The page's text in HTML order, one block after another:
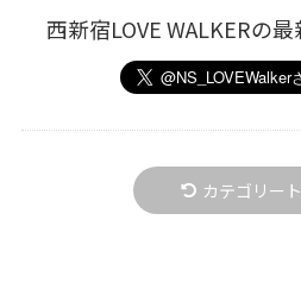
西新宿LOVE WALKERの
カテゴリー